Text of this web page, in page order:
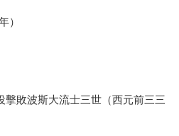
）
擊敗波斯大流士三世（西元前三三